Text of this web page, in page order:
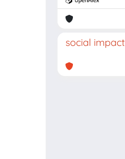
social impact